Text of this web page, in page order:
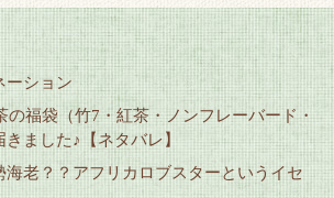
ーション
の福袋（竹7・紅茶・ノンフレーバード・
ました♪【ネタバレ】
海老？？アフリカロブスターというイセ